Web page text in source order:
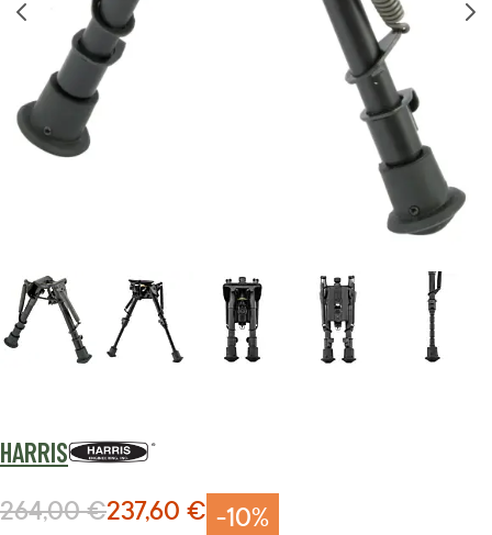
HARRIS
-10%
Prix Spécial
237,60 €
Prix normal
264,00 €